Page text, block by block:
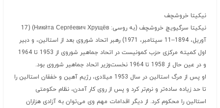
نیکیتا خروشچف
نیکیتا سرگیویچ خروشچف (به روسی: Ники́та Серге́евич Хрущёв) ‏(17
آوریل، 1894–11 سپتامبر، 1971) رهبر اتحاد شوروی بعد از استالین، و دبیر
اول کمیته مرکزی حزب کمونیست در اتحاد جماهیر شوروی از 1953 تا 1964
و در عین حال از 1958 تا 1964 نخست‌وزیر اتحاد جماهیر شوروی بود.
او پس از مرگ استالین در سال 1953 میلادی، رژیم آهین و خفقان استالین را
تا حد زیاده ساده‌تر و نرم‌تر کرد و پس از روی کار آمدن، نظام حکومتی
استالین را محکوم کرد. از دیگر اقدامات مهم وی می‌توان به آزادی هزاران